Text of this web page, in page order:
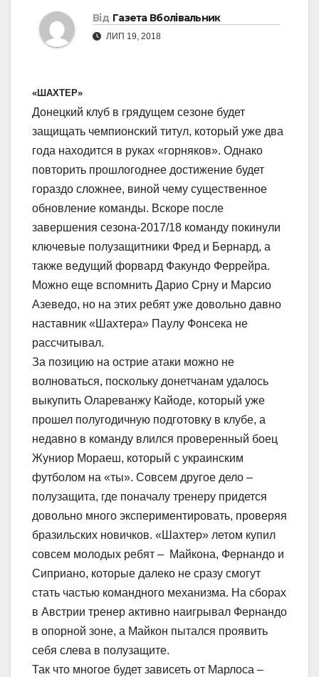
Від Газета Вболівальник
ЛИП 19, 2018
«ШАХТЕР»
Донецкий клуб в грядущем сезоне будет
защищать чемпионский титул, который уже два
года находится в руках «горняков». Однако
повторить прошлогоднее достижение будет
гораздо сложнее, виной чему существенное
обновление команды. Вскоре после
завершения сезона-2017/18 команду покинули
ключевые полузащитники Фред и Бернард, а
также ведущий форвард Факундо Феррейра.
Можно еще вспомнить Дарио Срну и Марсио
Азеведо, но на этих ребят уже довольно давно
наставник «Шахтера» Паулу Фонсека не
рассчитывал.
За позицию на острие атаки можно не
волноваться, поскольку донетчанам удалось
выкупить Олареванжу Кайоде, который уже
прошел полугодичную подготовку в клубе, а
недавно в команду влился проверенный боец
Жуниор Мораеш, который с украинским
футболом на «ты». Совсем другое дело –
полузащита, где поначалу тренеру придется
довольно много экспериментировать, проверяя
бразильских новичков. «Шахтер» летом купил
совсем молодых ребят – Майкона, Фернандо и
Сиприано, которые далеко не сразу смогут
стать частью командного механизма. На сборах
в Австрии тренер активно наигрывал Фернандо
в опорной зоне, а Майкон пытался проявить
себя слева в полузащите.
Так что многое будет зависеть от Марлоса –